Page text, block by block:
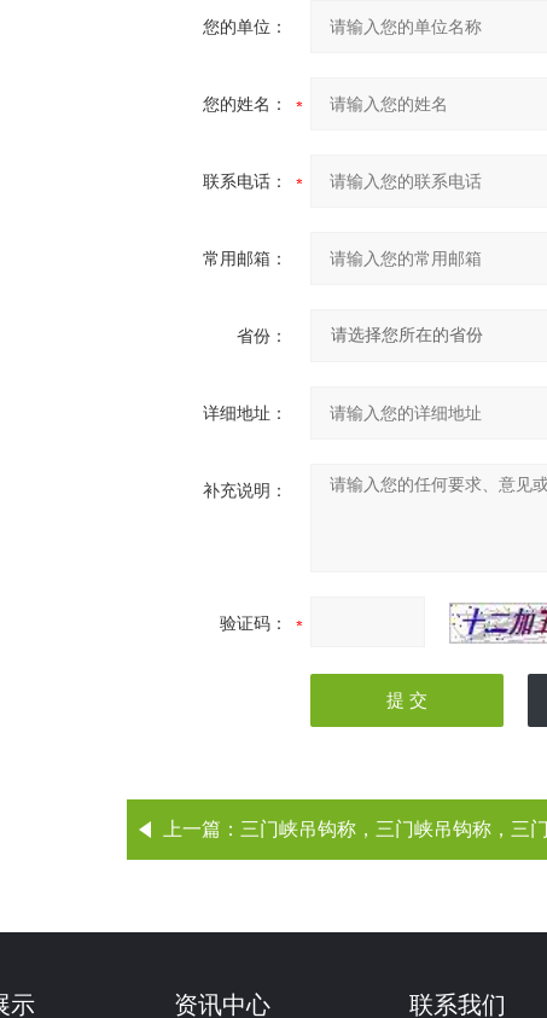
您的单位：
您的姓名：
联系电话：
常用邮箱：
省份：
详细地址：
补充说明：
验证码：
上一篇： 三门峡吊钩称，三门峡吊钩称，三门峡吊钩称，三
示 资讯中心 联系我们